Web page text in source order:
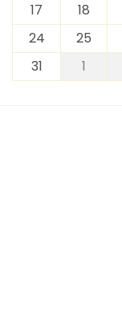
17
18
24
25
31
1